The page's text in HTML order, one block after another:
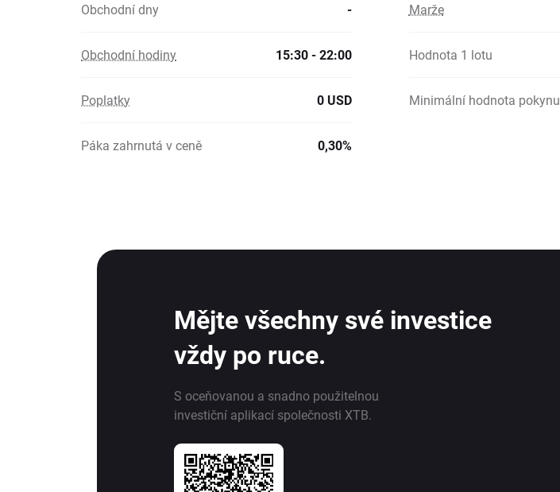
Obchodní dny - Marže
Obchodní hodiny 15:30 - 22:00 Hodnota 1 lotu
Poplatky 0 USD Minimální hodnota pokynu
Páka zahrnutá v ceně 0,30%
Mějte všechny své investice
vždy po ruce.
S oceňovanou a snadno použitelnou
investiční aplikací společnosti XTB.